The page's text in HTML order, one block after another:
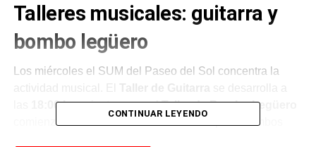
Talleres musicales: guitarra y
bombo legüero
Los miércoles el SUM del Paseo del Sol concentra la
18:00 hs, mientras que elTaller de Bombo Legüero
comienza a las
en el mismo espacio. Ambos
CONTINUAR LEYENDO